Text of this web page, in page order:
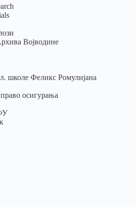
Војводине
школе Феликс Ромулијана
осигурања